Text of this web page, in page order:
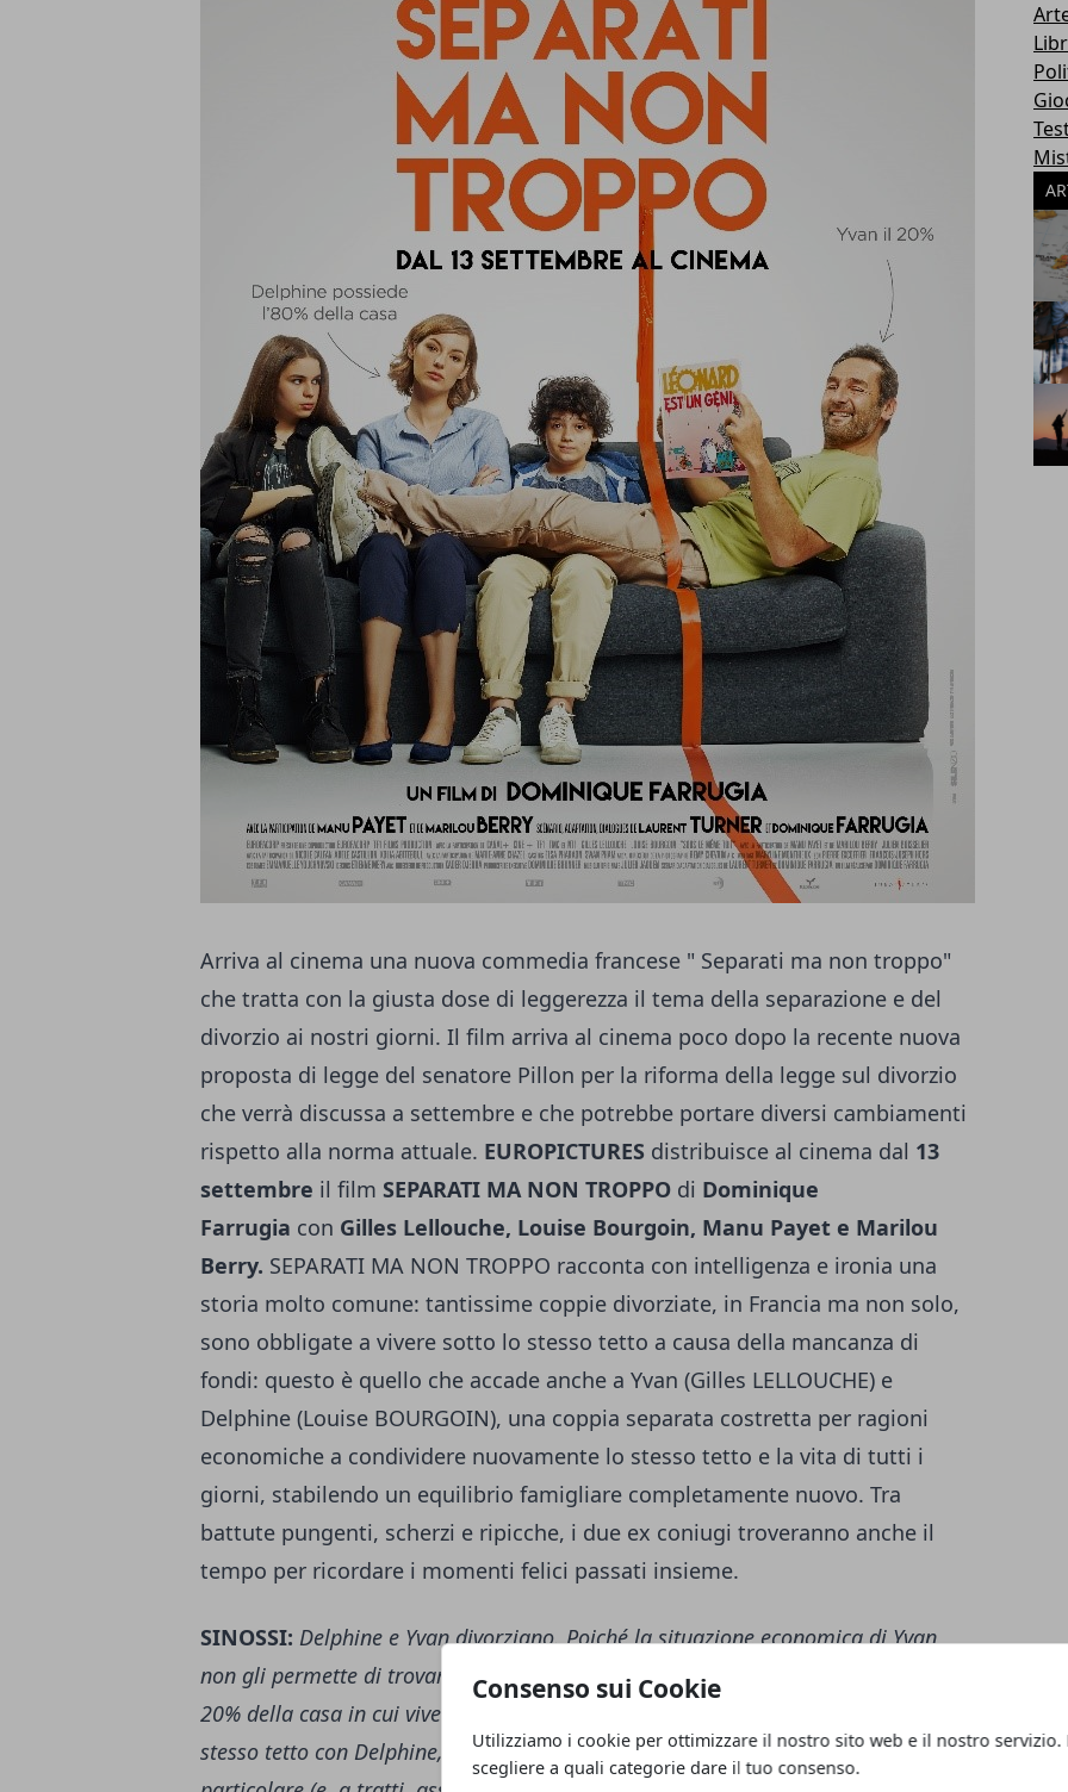
Consenso sui Cookie
Utilizziamo i cookie per ottimizzare il nostro sito web e il nostro servizio.
scegliere a quali categorie dare il tuo consenso.
Arriva al cinema una nuova commedia francese " Separati ma non troppo"
che tratta con la giusta dose di leggerezza il tema della separazione e del
divorzio ai nostri giorni. Il film arriva al cinema poco dopo la recente nuova
proposta di legge del senatore Pillon per la riforma della legge sul divorzio
che verrà discussa a settembre e che potrebbe portare diversi cambiamenti
rispetto alla norma attuale. EUROPICTURES distribuisce al cinema dal 13
settembre il film SEPARATI MA NON TROPPO di Dominique
Farrugia con Gilles Lellouche, Louise Bourgoin, Manu Payet e Marilou
Berry. SEPARATI MA NON TROPPO racconta con intelligenza e ironia una
storia molto comune: tantissime coppie divorziate, in Francia ma non solo,
sono obbligate a vivere sotto lo stesso tetto a causa della mancanza di
fondi: questo è quello che accade anche a Yvan (Gilles LELLOUCHE) e
Delphine (Louise BOURGOIN), una coppia separata costretta per ragioni
economiche a condividere nuovamente lo stesso tetto e la vita di tutti i
giorni, stabilendo un equilibrio famigliare completamente nuovo. Tra
battute pungenti, scherzi e ripicche, i due ex coniugi troveranno anche il
tempo per ricordare i momenti felici passati insieme.
SINOSSI: Delphine e Yvan divorziano. Poiché la situazione economica di Yvan
non gli permette di trovare una casa, si ricorda che, in realtà, è detentore del
20% della casa in cui vive ancora la ex-moglie. Torna, allora, a vivere sotto lo
stesso tetto con Delphine, in quel 20% che gli spetta: sarà in questa situazione